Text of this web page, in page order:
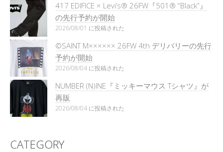
417 EDIFICE × Levi’s® 26FW『501®︎ “Black”』
の先行予約が開始
2026/08/01 に投稿された
©SAINT M×××××× 26FW 4th デリバリーの先行
予約が開始
2026/08/04 に投稿された
NUMBER (N)INE『ミッキーマウス Tシャツ』が
再販
2026/08/04 に投稿された
CATEGORY